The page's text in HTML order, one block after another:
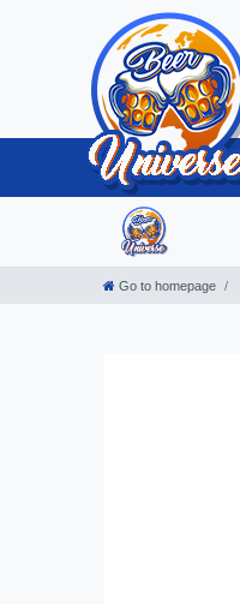
Go to homepage